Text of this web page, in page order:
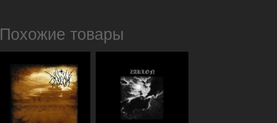
Похожие товары